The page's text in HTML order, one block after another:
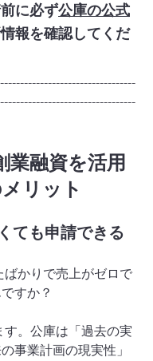
に必ず公庫の公式
報を確認してくだ
業融資を活用
リット
ても申請できる
ばかりで売上がゼロで
すか？
す。公庫は「過去の実
事業計画の現実性」